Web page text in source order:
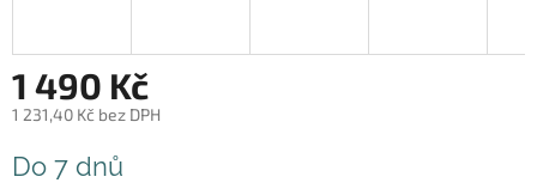
1 490 Kč
1 231,40 Kč bez DPH
cena:
Do 7 dnů